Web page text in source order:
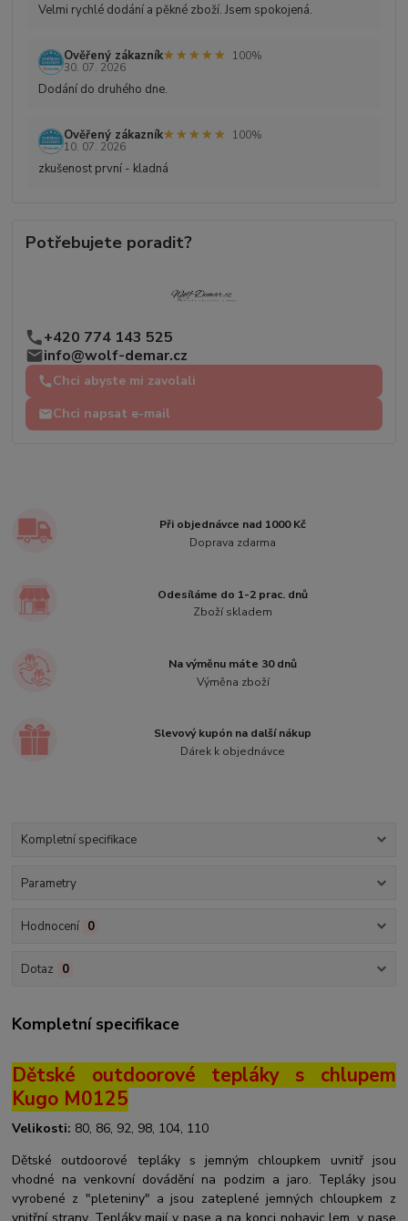
Velmi rychlé dodání a pěkné zboží. Jsem spokojená.
Ověřený zákazník★★★★★
★★★★★
100%
30. 07. 2026
Dodání do druhého dne.
Ověřený zákazník★★★★★
★★★★★
100%
10. 07. 2026
zkušenost první - kladná
Potřebujete poradit?
+420 774 143 525
info@wolf-demar.cz
Chci abyste mi zavolali
Chci napsat e-mail
Při objednávce nad 1000 Kč
Doprava zdarma
Odesíláme do 1-2 prac. dnů
Zboží skladem
Na výměnu máte 30 dnů
Výměna zboží
Slevový kupón na další nákup
Dárek k objednávce
Kompletní specifikace
Parametry
Hodnocení 0
Dotaz 0
Kompletní specifikace
Dětské outdoorové tepláky s chlupem
Kugo M0125
Velikosti: 80, 86, 92, 98, 104, 110
Dětské outdoorové tepláky s jemným chloupkem uvnitř jsou
vhodné na venkovní dovádění na podzim a jaro. Tepláky jsou
vyrobené z "pleteniny" a jsou zateplené jemných chloupkem z